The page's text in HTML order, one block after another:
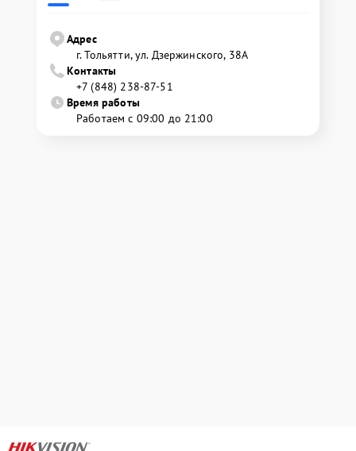
Адрес
г. Тольятти, ул. Дзержинского, 38А
Контакты
+7 (848) 238-87-51
Время работы
Работаем с 09:00 до 21:00